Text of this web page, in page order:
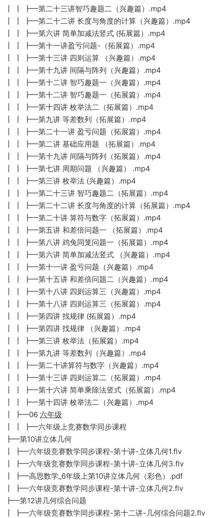
┃ ┃ ┣━第二十三讲智巧趣题二（兴趣篇）.mp4
┃ ┃ ┣━第二十二讲 长度与角度的计算（兴趣篇）.mp4
┃ ┃ ┣━第六讲 简单加减法竖式 (拓展篇）.mp4
┃ ┃ ┣━第十一讲盈亏问题-（拓展篇）.mp4
┃ ┃ ┣━第十三讲 四则运算 （兴趣篇）.mp4
┃ ┃ ┣━第十九讲 间隔与阵列（兴趣篇）.mp4
┃ ┃ ┣━第十二讲 智巧趣题一（兴趣篇）.mp4
┃ ┃ ┣━第十二讲 智巧趣题一（拓展篇）.mp4
┃ ┃ ┣━第十四讲 枚举法二（拓展篇）.mp4
┃ ┃ ┣━第九讲 等差数列（拓展篇）.mp4
┃ ┃ ┣━第二十一讲 盈亏问题（拓展篇）.mp4
┃ ┃ ┣━第二讲 基础应用题 （拓展篇）.mp4
┃ ┃ ┣━第十九讲 间隔与阵列（拓展篇）.mp4
┃ ┃ ┣━第七讲 周期问题 （兴趣篇） .mp4
┃ ┃ ┣━第三讲 枚举法 (兴趣篇）.mp4
┃ ┃ ┣━第二十三讲 智巧趣题二（拓展篇）.mp4
┃ ┃ ┣━第二十二讲 长度与角度的计算（拓展篇）.mp4
┃ ┃ ┣━第二十讲 算符与数字（拓展篇）.mp4
┃ ┃ ┣━第五讲 和差倍问题一 （拓展篇）.mp4
┃ ┃ ┣━第八讲 鸡兔同笼问题一（拓展篇）.mp4
┃ ┃ ┣━第六讲 简单加减法竖式 （兴趣篇）.mp4
┃ ┃ ┣━第十一讲 盈亏问题（兴趣篇）.mp4
┃ ┃ ┣━第十五讲 和差倍问题二（兴趣篇）.mp4
┃ ┃ ┣━第十八讲 四则运算三（兴趣篇）.mp4
┃ ┃ ┣━第十八讲 四则运算三（拓展篇）.mp4
┃ ┃ ┣━第四讲 找规律 (拓展篇）.mp4
┃ ┃ ┣━第四讲 找规律 （兴趣篇）.mp4
┃ ┃ ┣━第三讲 枚举法（拓展篇）.mp4
┃ ┃ ┣━第九讲 等差数列（兴趣篇）.mp4
┃ ┃ ┣━第二十讲算符与数字（兴趣篇）.mp4
┃ ┃ ┣━第十三讲 四则运算二（拓展篇）.mp4
┃ ┃ ┣━第十六讲 简单乘除法竖式（拓展篇）.mp4
┃ ┃ ┣━第十四讲 枚举法二（兴趣篇）.mp4
┃ ┣━06 六年级
┃ ┃ ┣━六年级上竞赛数学同步课程
┣━第10讲立体几何
┃ ┣━六年级竞赛数学同步课程-第十讲-立体几何1.flv
┃ ┣━六年级竞赛数学同步课程-第十讲-立体几何3.flv
┃ ┣━高思数学_6年级上第10讲立体几何（彩色）.pdf
┃ ┣━六年级竞赛数学同步课程-第十讲-立体几何2.flv
┣━第12讲几何综合问题
┃ ┣━六年级竞赛数学同步课程-第十二讲-几何综合问题2.flv